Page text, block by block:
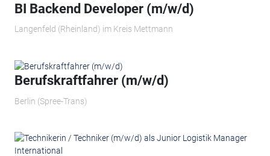
BI Backend Developer (m/w/d)
Langenfeld (Rheinland) im Kreis Mettmann
Berufskraftfahrer (m/w/d)
Berlin (Spree-Trans)